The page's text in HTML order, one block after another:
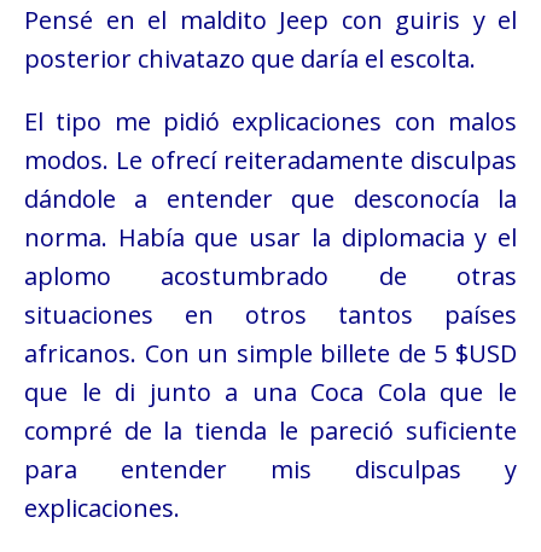
Pensé en el maldito Jeep con guiris y el
posterior chivatazo que daría el escolta.
El tipo me pidió explicaciones con malos
modos. Le ofrecí reiteradamente disculpas
dándole a entender que desconocía la
norma. Había que usar la diplomacia y el
aplomo acostumbrado de otras
situaciones en otros tantos países
africanos. Con un simple billete de 5 $USD
que le di junto a una Coca Cola que le
compré de la tienda le pareció suficiente
para entender mis disculpas y
explicaciones.